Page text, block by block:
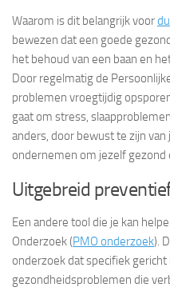
Waarom is dit belangrijk voor
bewezen dat een goede
het behoud van een baan en
Door regelmatig de
problemen vroegtijdig
gaat om stress,
anders, door bewust te zijn
ondernemen om jezelf gezond
Uitgebreid
Een andere tool die je kan
Onderzoek (PMO onderzoek).
onderzoek dat specifiek
gezondheidsproblemen die